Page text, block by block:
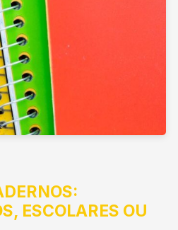
ESCOLARES OU